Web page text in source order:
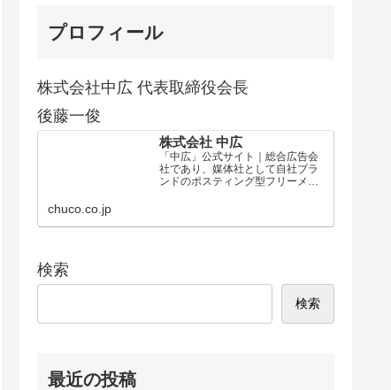
プロフィール
株式会社中広 代表取締役会長
後藤一俊
株式会社 中広
「中広」公式サイト｜総合広告会
社であり、媒体社として自社ブラ
ンドのポスティング型フリーメデ
chuco.co.jp
検索
検索
最近の投稿